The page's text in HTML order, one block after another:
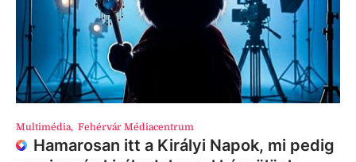
Multimédia, Fehérvár Médiacentrum
Hamarosan itt a Királyi Napok, mi pedig